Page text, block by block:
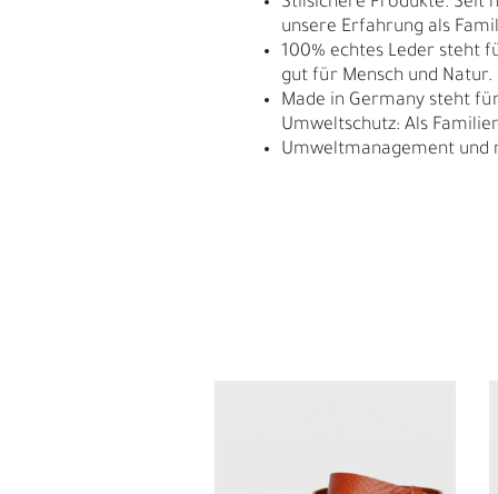
unsere Erfahrung als
100% echtes Leder steht
gut für Mensch und Natur.
Made in Germany steht
Umweltschutz: Als
Umweltmanagement und